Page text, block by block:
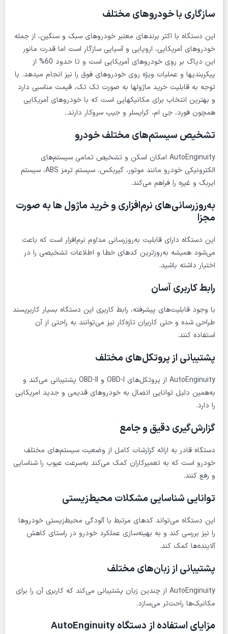
سازگاری با خودروهای مختلف
این دستگاه با اکثر برندهای معتبر خودروهای سبک و سنگین، از جمله
خودروهای آمریکایی، اروپایی و آسیایی سازگار است اما قدرت مانور
این دیاگ بر روی خودروهای آمریکایی است و تا حدود 60% از
پیکربندیها و عملیات ویژه روی خودروهای فوق را نیز انجام میدهد. با
توجه به قابلیت خرید ماژولها به صورت تک تک، قیمت مناسبی دارد
و بهترین انتخاب برای مکانیکهایی است که با خودروهای آمریکایی
همچون فورد، جی ام، کرایسلر و جیپ سروکار دارند..
تشخیص سیستم‌های مختلف خودرو
AutoEnginuity امکان اسکن و تشخیص تمامی سیستم‌های
الکترونیکی خودرو مانند موتور، گیربکس، سیستم ترمز ABS، سیستم
ایربگ و غیره را فراهم می‌کند.
به‌روزرسانی‌های نرم‌افزاری و خرید ماژول ها به صورت
مجزا
این دستگاه دارای قابلیت به‌روزرسانی مداوم نرم‌افزار است که باعث
می‌شود همیشه به‌روزترین کدهای خطا و اطلاعات تشخیصی را در
اختیار داشته باشید.
رابط کاربری آسان
با وجود قابلیت‌های پیشرفته، رابط کاربری این دستگاه بسیار کاربرپسند
طراحی شده و حتی کاربران تازه‌کار نیز می‌توانند به راحتی از آن
استفاده کنند.
پشتیبانی از پروتکل‌های مختلف
AutoEnginuity از پروتکل‌های OBD-I و OBD-II پشتیبانی می‌کند و
به‌همین دلیل توانایی اتصال به خودروهای قدیمی و جدید امریکایی
را دارد.
گزارش‌گیری دقیق و جامع
دستگاه قادر به ارائه گزارشات کامل از وضعیت سیستم‌های مختلف
خودرو است که به تعمیرکاران کمک می‌کند به‌سرعت عیوب را شناسایی
و رفع کنند.
توانایی شناسایی مشکلات محیط‌زیستی
این دستگاه می‌تواند کدهای مرتبط با آلودگی محیط‌زیستی خودروها
را نیز بررسی کند و به بهینه‌سازی عملکرد خودرو در راستای کاهش
آلاینده‌ها کمک کند.
پشتیبانی از زبان‌های مختلف
AutoEnginuity از چندین زبان پشتیبانی می‌کند که کاربری آن را برای
مکانیک‌ها راحت‌تر می‌سازد.
مزایای استفاده از دستگاه AutoEnginuity